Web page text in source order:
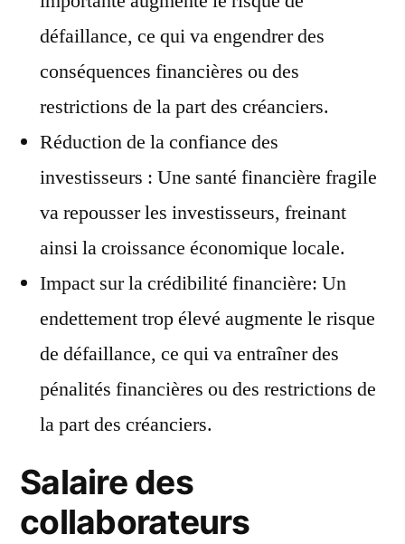
défaillance, ce qui va engendrer des
conséquences financières ou des
restrictions de la part des créanciers.
Réduction de la confiance des
investisseurs : Une santé financière fragile
va repousser les investisseurs, freinant
ainsi la croissance économique locale.
Impact sur la crédibilité financière: Un
endettement trop élevé augmente le risque
de défaillance, ce qui va entraîner des
pénalités financières ou des restrictions de
la part des créanciers.
Salaire des
collaborateurs